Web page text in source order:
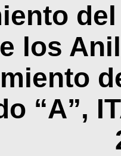
los
“A”,